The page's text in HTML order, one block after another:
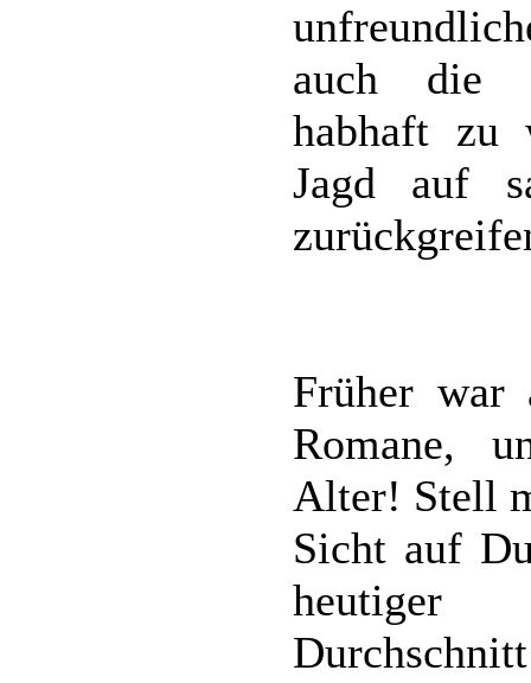
auch die
habhaft zu
Jagd auf
Früher war
Romane,
Alter! Stell
Sicht auf
heutiger